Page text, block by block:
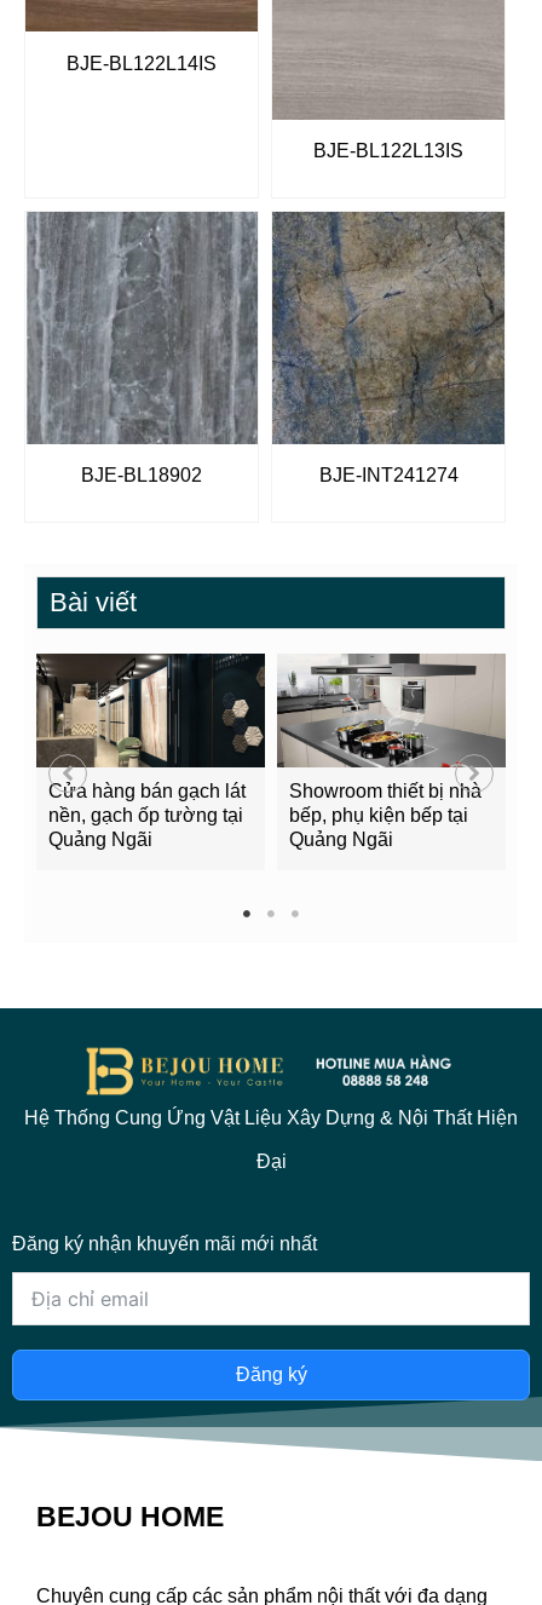
BJE-BL122L14IS
BJE-BL122L13IS
BJE-BL18902 BJE-INT241274
Bài viết
Cửa hàng bán gạch lát
nền, gạch ốp tường tại
Quảng Ngãi
Showroom thiết bị nhà
bếp, phụ kiện bếp tại
Quảng Ngãi
1 2 3
Hệ Thống Cung Ứng Vật Liệu Xây Dựng & Nội Thất Hiện
Đại
Đăng ký nhận khuyến mãi mới nhất
Đăng ký
BEJOU HOME
Chuyên cung cấp các sản phẩm nội thất với đa dạng